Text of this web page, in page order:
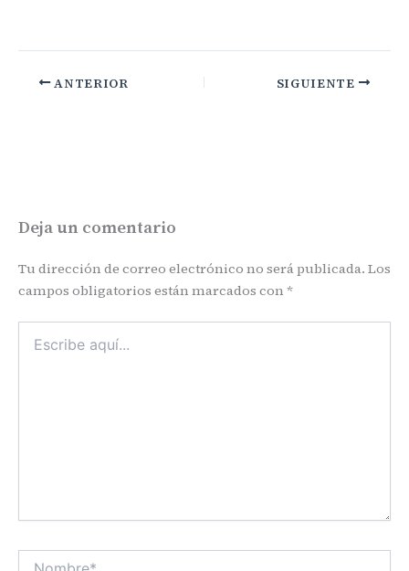
ANTERIOR SIGUIENTE
Deja un comentario
Tu dirección de correo electrónico no será publicada. Los
campos obligatorios están marcados con *
aquí...